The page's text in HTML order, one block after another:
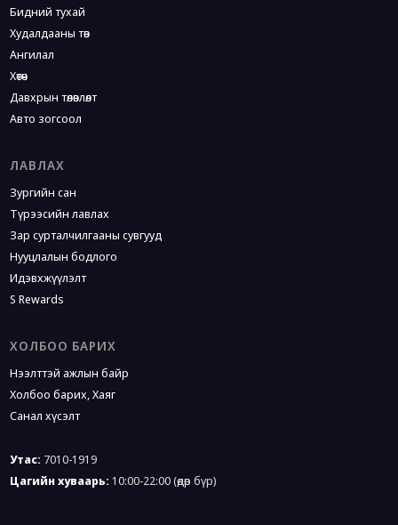
Бидний тухай
Худалдааны төв
Ангилал
Хөтөч
Давхрын төлөвлөлт
Авто зогсоол
ЛАВЛАХ
Зургийн сан
Түрээсийн лавлах
Зар сурталчилгааны сувгууд
Нууцлалын бодлого
Идэвхжүүлэлт
S Rewards
ХОЛБОО БАРИХ
Нээлттэй ажлын байр
Холбоо барих, Хаяг
Санал хүсэлт
Утас: 7010-1919
Цагийн хуваарь: 10:00-22:00(өдөр бүр)